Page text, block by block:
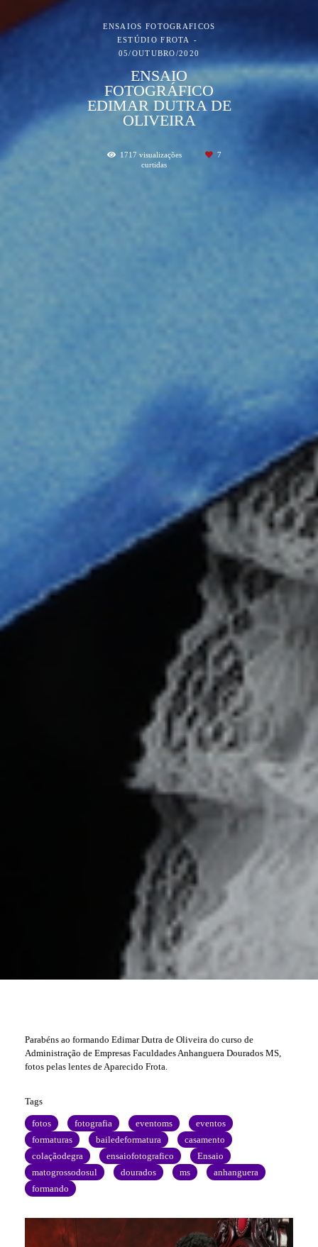
ENSAIOS FOTOGRAFICOS
ESTÚDIO FROTA
05/OUTUBRO/2020
ENSAIO
FOTOGRÁFICO
EDIMAR DUTRA DE
OLIVEIRA
1717 visualizações
7
curtidas
Parabéns ao formando Edimar Dutra de Oliveira do curso de
Administração de Empresas Faculdades Anhanguera Dourados MS,
fotos pelas lentes de Aparecido Frota.
Tags
fotos fotografia eventoms
eventos
formaturas
bailedeformatura
casamento
colaçãodegra
ensaiofotografico
Ensaio
matogrossodosul
dourados ms
anhanguera
formando